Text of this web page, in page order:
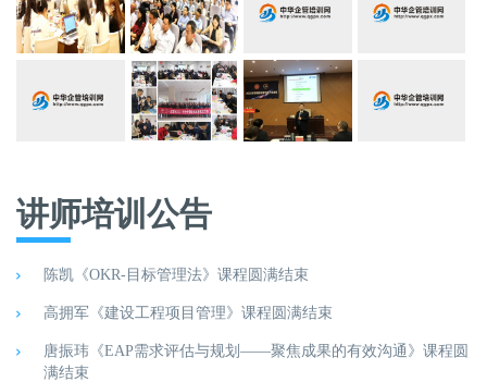
讲师培训公告
陈凯《OKR-目标管理法》课程圆满结束
高拥军《建设工程项目管理》课程圆满结束
唐振玮《EAP需求评估与规划——聚焦成果的有效沟通》课程圆
满结束